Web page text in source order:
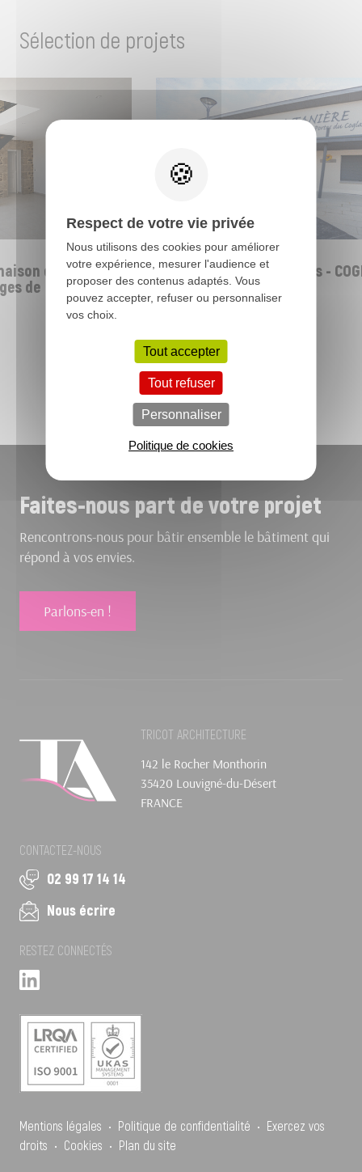
Sélection de projets
de ville en
de
TERTIAIRE / COMMERCE
Commerce multi-services -
(35)
Toutes nos réalisations
Faites-nous part de votre projet
Rencontrons-nous pour bâtir ensemble le bâtiment qui
répond à vos envies.
Parlons-en !
TRICOT ARCHITECTURE
142 le Rocher Monthorin
35420 Louvigné-du-Désert
FRANCE
CONTACTEZ-NOUS
02 99 17 14 14
Nous écrire
RESTEZ CONNECTÉS
Mentions légales • Politique de confidentialité • Exercez vos
droits • Cookies • Plan du site
Respect de votre vie privée
Nous utilisons des cookies pour améliorer
votre expérience, mesurer l'audience et
proposer des contenus adaptés. Vous
pouvez accepter, refuser ou personnaliser
vos choix.
Tout accepter
Tout refuser
Personnaliser
Politique de cookies